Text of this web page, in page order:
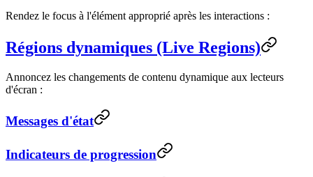
Rendez le focus à l'élément approprié après les interactions :
Régions dynamiques (Live Regions)
Annoncez les changements de contenu dynamique aux lecteurs
d'écran :
Messages d'état
Indicateurs de progression